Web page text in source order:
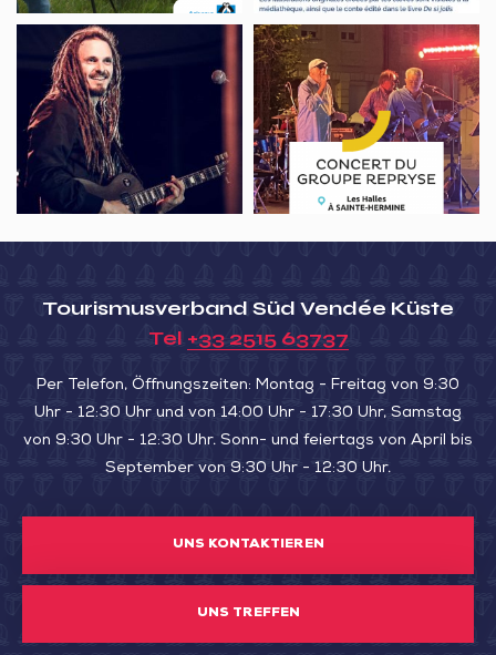
VON
DIXMERIE“
Concert,
FAB
I&I
duo
Concert
et
Feu
d’artifice,
Saint-
Jean-
Tourismusverband Süd Vendée Küste
Tel +33 2515 63737
Per Telefon, Öffnungszeiten: Montag - Freitag von 9:30
Uhr - 12:30 Uhr und von 14:00 Uhr - 17:30 Uhr, Samstag
von 9:30 Uhr - 12:30 Uhr. Sonn- und feiertags von April bis
September von 9:30 Uhr - 12:30 Uhr.
UNS KONTAKTIEREN
UNS TREFFEN